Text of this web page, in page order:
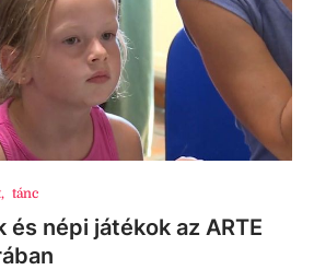
, tánc
népi játékok az ARTE